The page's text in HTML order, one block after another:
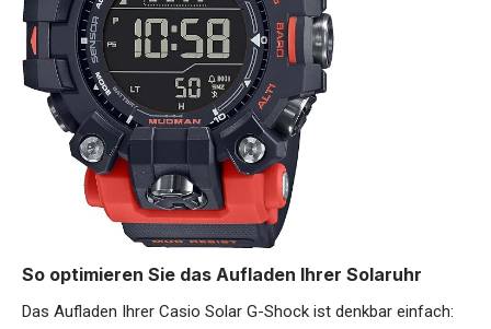
So optimieren Sie das Aufladen Ihrer Solaruhr
Das Aufladen Ihrer Casio Solar G-Shock ist denkbar einfach: